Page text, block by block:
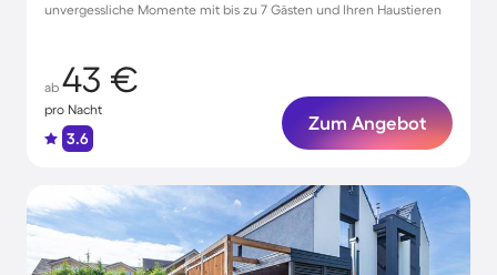
unvergessliche Momente mit bis zu 7 Gästen und Ihren Haustieren
ab 43 €
pro Nacht
3.6
Zum Angebot